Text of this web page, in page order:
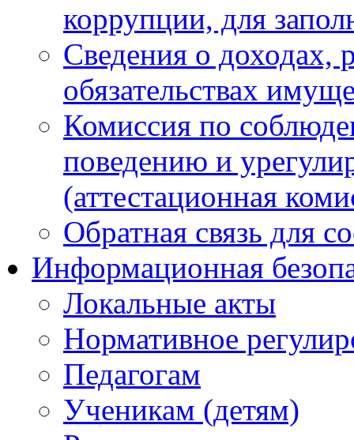
коррупции, для
Сведения о доходах,
обязательствах
Комиссия по
поведению и
(аттестационная
Обратная связь для
Информационная
Локальные акты
Нормативное
Педагогам
Ученикам (детям)